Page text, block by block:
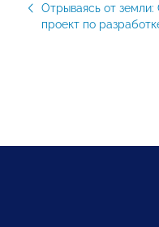
Отрываясь от земли:
проект по